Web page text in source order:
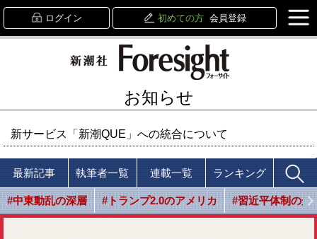
ログイン 初めての方 会員登録
お知らせ
新サービス「新潮QUE」への統合について
最新記事 執筆者一覧 連載一覧 ランキング
#中東動乱の深層 #トランプ2.0のアメリカ #習近平体制の光